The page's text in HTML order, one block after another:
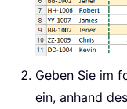
Geben Sie im
ein, anhand